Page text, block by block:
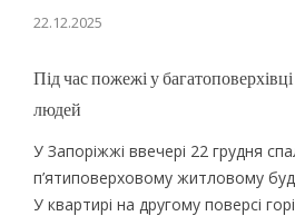
22.12.2025
Під час пожежі у
людей
У Запоріжжі ввечері 22 грудня
п’ятиповерховому житловому
У квартирі на другому поверсі